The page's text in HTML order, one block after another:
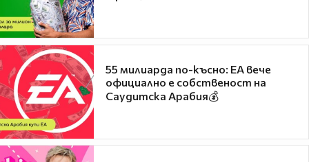
55 милиарда по-късно: EA вече
официално е собственост на
Саудитска Арабия💰